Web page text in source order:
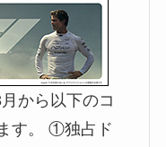
から以下のコ
す。 ①独占ド